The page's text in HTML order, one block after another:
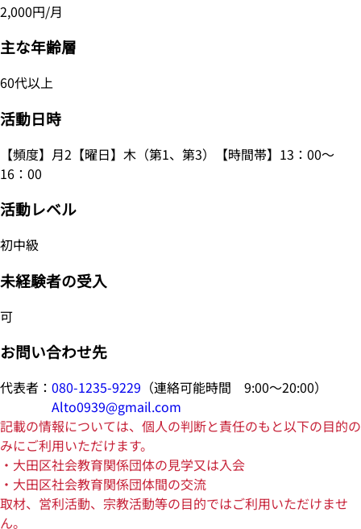
2,000円/月
主な年齢層
60代以上
活動日時
【頻度】月2【曜日】木（第1、第3）【時間帯】13：00～
16：00
活動レベル
初中級
未経験者の受入
可
お問い合わせ先
代表者： 080-1235-9229 （連絡可能時間 9:00～20:00）
Alto0939@gmail.com
記載の情報については、個人の判断と責任のもと以下の目的の
みにご利用いただけます。
・大田区社会教育関係団体の見学又は入会
・大田区社会教育関係団体間の交流
取材、営利活動、宗教活動等の目的ではご利用いただけませ
ん。